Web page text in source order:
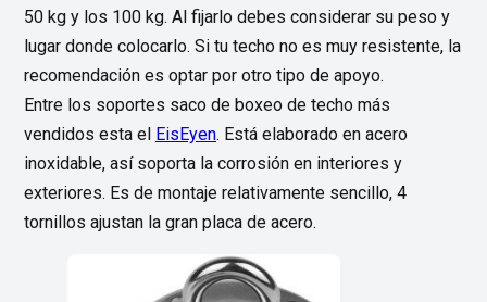
50 kg y los 100 kg. Al fijarlo debes considerar su peso y
lugar donde colocarlo. Si tu techo no es muy resistente, la
recomendación es optar por otro tipo de apoyo.
Entre los soportes saco de boxeo de techo más
vendidos esta el EisEyen. Está elaborado en acero
inoxidable, así soporta la corrosión en interiores y
exteriores. Es de montaje relativamente sencillo, 4
tornillos ajustan la gran placa de acero.